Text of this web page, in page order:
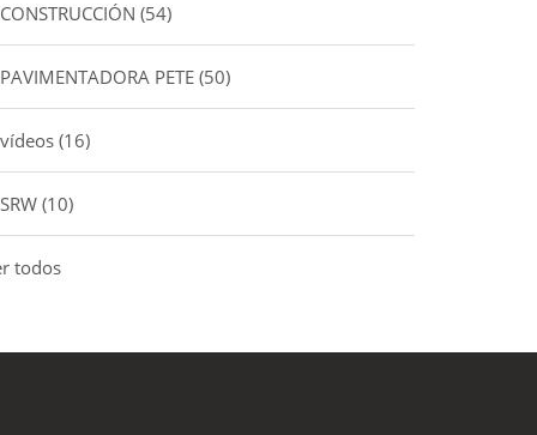
CONSTRUCCIÓN(54)
PAVIMENTADORA PETE(50)
vídeos(16)
SRW(10)
todos